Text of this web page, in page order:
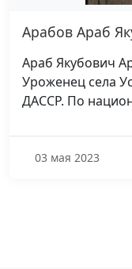
Арабов Араб
Араб Якубович
Уроженец села
ДАССР. По
03 мая 2023